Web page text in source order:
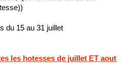
du 15 au 31 juillet
les hotesses de juillet ET aout